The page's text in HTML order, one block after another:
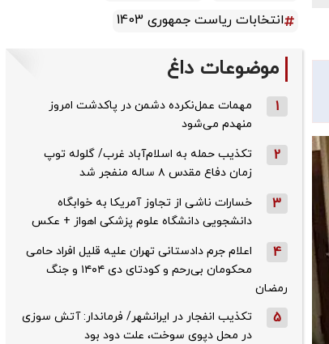
انتخابات ریاست جمهوری 1403
موضوعات داغ
1
مهمات عمل‌نکرده دشمن در پاکدشت امروز
منهدم می‌شود
2
تکذیب حمله به اسلام‌آباد غرب/ گلوله توپ
زمان دفاع مقدس ۸ ساله منفجر شد
3
خسارات ناشی از تجاوز آمریکا به خوابگاه
دانشجویی دانشگاه علوم پزشکی اهواز + عکس
4
اعلام جرم دادستانی تهران علیه قلیل افراد حامی
محکومان بی‌رحم و کودتای دی‌ ۱۴۰۴ و جنگ
رمضان
5
تکذیب ‌انفجار در ایرانشهر/ فرماندار: آتش سوزی
در محل دپوی سوخت، علت دود بود